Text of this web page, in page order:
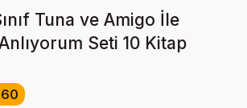
Tuna ve Amigo İle
Seti 10 Kitap